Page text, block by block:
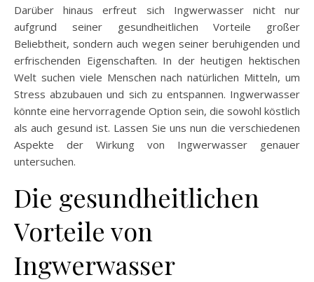
Darüber hinaus erfreut sich Ingwerwasser nicht nur
aufgrund seiner gesundheitlichen Vorteile großer
Beliebtheit, sondern auch wegen seiner beruhigenden und
erfrischenden Eigenschaften. In der heutigen hektischen
Welt suchen viele Menschen nach natürlichen Mitteln, um
Stress abzubauen und sich zu entspannen. Ingwerwasser
könnte eine hervorragende Option sein, die sowohl köstlich
als auch gesund ist. Lassen Sie uns nun die verschiedenen
Aspekte der Wirkung von Ingwerwasser genauer
untersuchen.
Die gesundheitlichen
Vorteile von
Ingwerwasser